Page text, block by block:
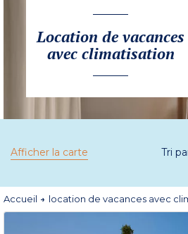
Location de vacances
avec climatisation
Afficher la carte Tri
Accueil location de vacances avec